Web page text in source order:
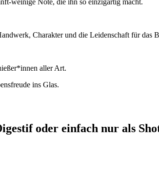
Charakter und die Leidenschaft für das
aller Art.
ins Glas.
oder einfach nur als